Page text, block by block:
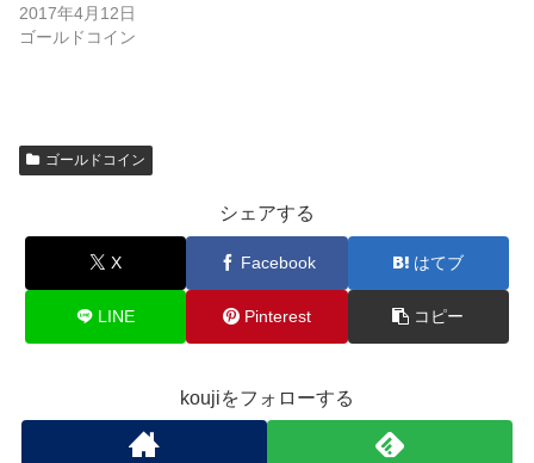
2017年4月12日
ゴールドコイン
ゴールドコイン
シェアする
X Facebook はてブ
LINE Pinterest コピー
koujiをフォローする